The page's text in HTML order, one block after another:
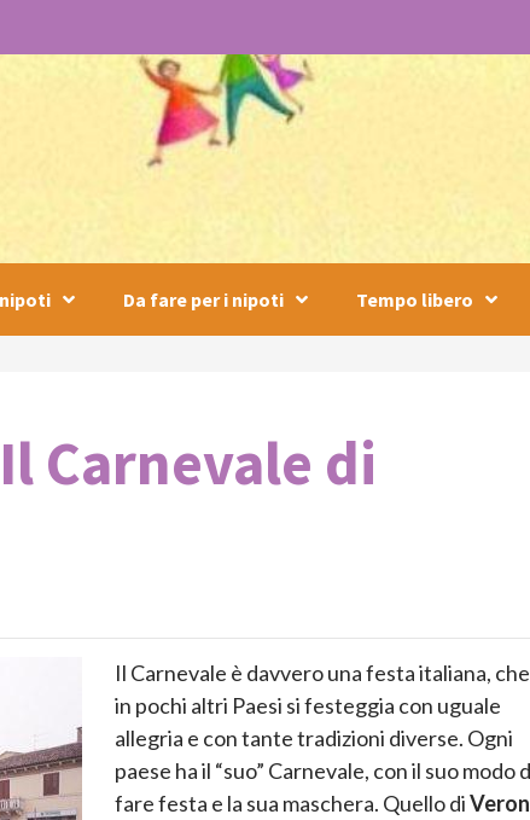
Da fare per i nipoti Tempo libero
Carnevale di
Il Carnevale è davvero una festa italiana, che
in pochi altri Paesi si festeggia con uguale
allegria e con tante tradizioni diverse. Ogni
paese ha il “suo” Carnevale, con il suo modo
fare festa e la sua maschera. Quello di